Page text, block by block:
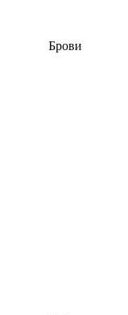
Брови